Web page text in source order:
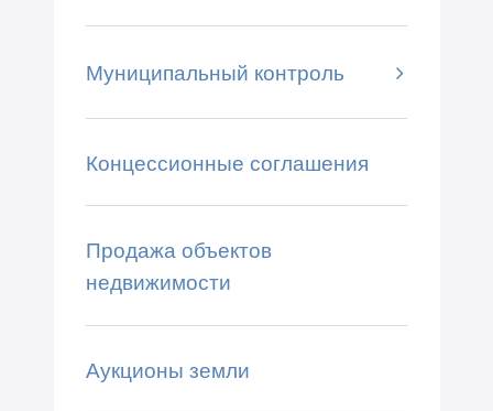
Муниципальный контроль
Концессионные соглашения
Продажа объектов
недвижимости
Аукционы земли